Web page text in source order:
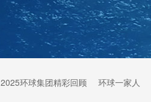
2025环球集团精彩回顾 环球一家人